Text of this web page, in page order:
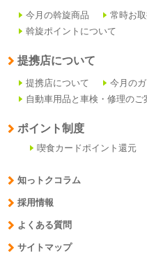
今月の斡旋商品
常時お
斡旋ポイントについて
提携店について
提携店について
今月の
自動車用品と車検・修理のご
ポイント制度
喫食カードポイント還元
知っトクコラム
採用情報
よくある質問
サイトマップ